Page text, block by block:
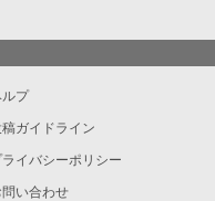
プ
ガイドライン
ライバシーポリシー
問い合わせ